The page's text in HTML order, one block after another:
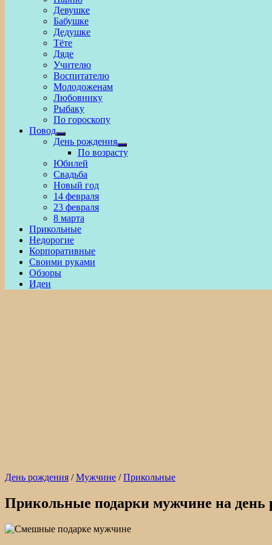
Девушке
Бабушке
Дедушке
Тёте
Дяде
Учителю
Воспитателю
Молодоженам
Любовнику
Рыбаку
По гороскопу
Повод
Show
sub
menu
День рождения
Show
sub
По возрасту
Юбилей
Свадьба
Новый год
14 февраля
23 февраля
8 марта
Прикольные
Недорогие
Корпоративные
Своими руками
Обзоры
Идеи
День рождения /Мужчине /Прикольные
Прикольные подарки мужчине на день